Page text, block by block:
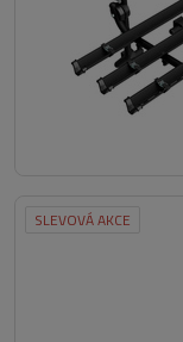
SLEVOVÁ AKCE